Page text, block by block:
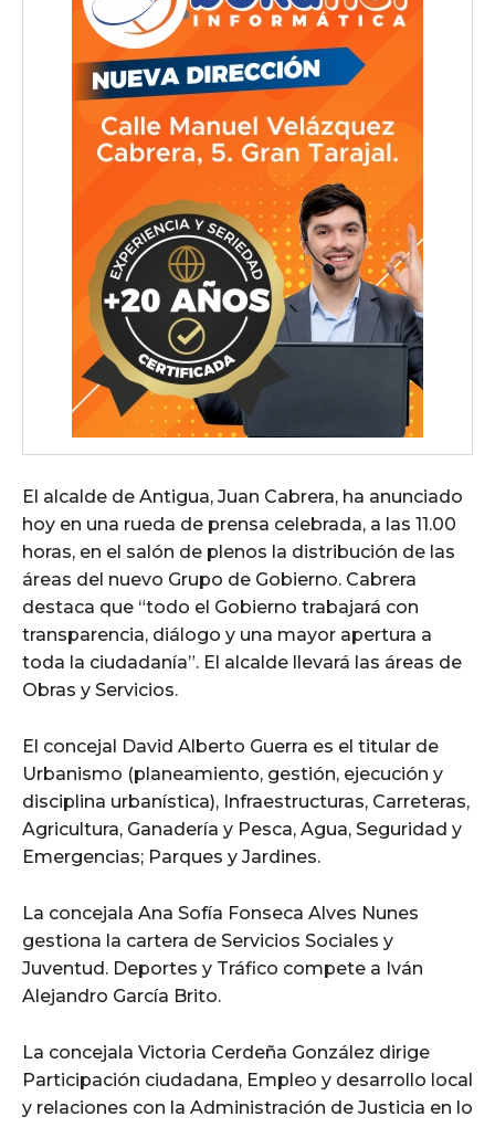
El alcalde de Antigua, Juan Cabrera, ha anunciado
hoy en una rueda de prensa celebrada, a las 11.00
horas, en el salón de plenos la distribución de las
áreas del nuevo Grupo de Gobierno. Cabrera
destaca que “todo el Gobierno trabajará con
transparencia, diálogo y una mayor apertura a
toda la ciudadanía”. El alcalde llevará las áreas de
Obras y Servicios.
El concejal David Alberto Guerra es el titular de
Urbanismo (planeamiento, gestión, ejecución y
disciplina urbanística), Infraestructuras, Carreteras,
Agricultura, Ganadería y Pesca, Agua, Seguridad y
Emergencias; Parques y Jardines.
La concejala Ana Sofía Fonseca Alves Nunes
gestiona la cartera de Servicios Sociales y
Juventud. Deportes y Tráfico compete a Iván
Alejandro García Brito.
La concejala Victoria Cerdeña González dirige
Participación ciudadana, Empleo y desarrollo local
y relaciones con la Administración de Justicia en lo